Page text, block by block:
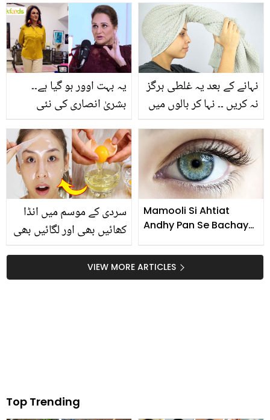
اور پھٹی ایڑیوں کو گھر
بیٹھے ملائم بنائیں
یہ بہت اوور ہو گیا ہے۔۔
بشریٰ انصاری کی نئی
بھڑک گئے؟ دیکھیں
نہانے کے بعد یہ غلطی ہرگز
نہ کریں ۔۔ نہا کر بالوں میں
نقصان ہو سکتا ہے؟
سردی کے موسم میں انڈا
کھائیں بھی اور لگائیں بھی
جلد کے لئے انڈے کے مختلف
ماسک بنانے کے طریقے
Mamooli Si Ahtiat
Andhy Pan Se Bachaye
Users
VIEW MORE ARTICLES
Top Trending